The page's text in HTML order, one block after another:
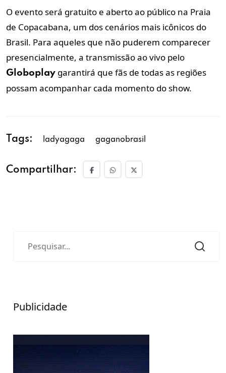
O evento será gratuito e aberto ao público na Praia
de Copacabana, um dos cenários mais icônicos do
Brasil. Para aqueles que não puderem comparecer
presencialmente, a transmissão ao vivo pelo
Globoplay garantirá que fãs de todas as regiões
possam acompanhar cada momento do show.
Tags: ladyagaga gaganobrasil
Compartilhar:
Publicidade